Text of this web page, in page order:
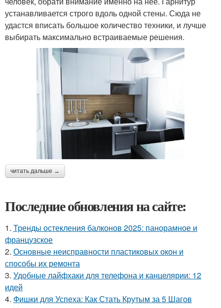
устанавливается строго вдоль одной стены. Сюда не
удастся вписать большое количество техники, и лучше
выбирать максимально встраиваемые решения.
читать дальше →
Последние обновления на сайте:
1. Тренды остекления балконов 2025: панорамное и
французское
2. Основные неисправности пластиковых окон и
способы их ремонта
3. Удобные лайфхаки для телефона и канцелярии: 12
идей
4. Фишки для Успеха: Как Стать Крутым за 5 Шагов